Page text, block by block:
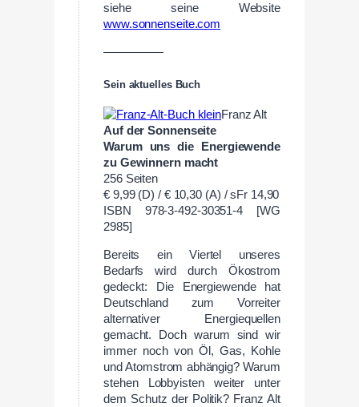
siehe seine Website
www.sonnenseite.com
—————
Sein aktuelles Buch
Franz Alt
Auf der Sonnenseite
Warum uns die Energiewende
zu Gewinnern macht
256 Seiten
€ 9,99 (D) / € 10,30 (A) / sFr 14,90
ISBN 978-3-492-30351-4 [WG
2985]
Bereits ein Viertel unseres
Bedarfs wird durch Ökostrom
gedeckt: Die Energiewende hat
Deutschland zum Vorreiter
alternativer Energiequellen
gemacht. Doch warum sind wir
immer noch von Öl, Gas, Kohle
und Atomstrom abhängig? Warum
stehen Lobbyisten weiter unter
dem Schutz der Politik? Franz Alt